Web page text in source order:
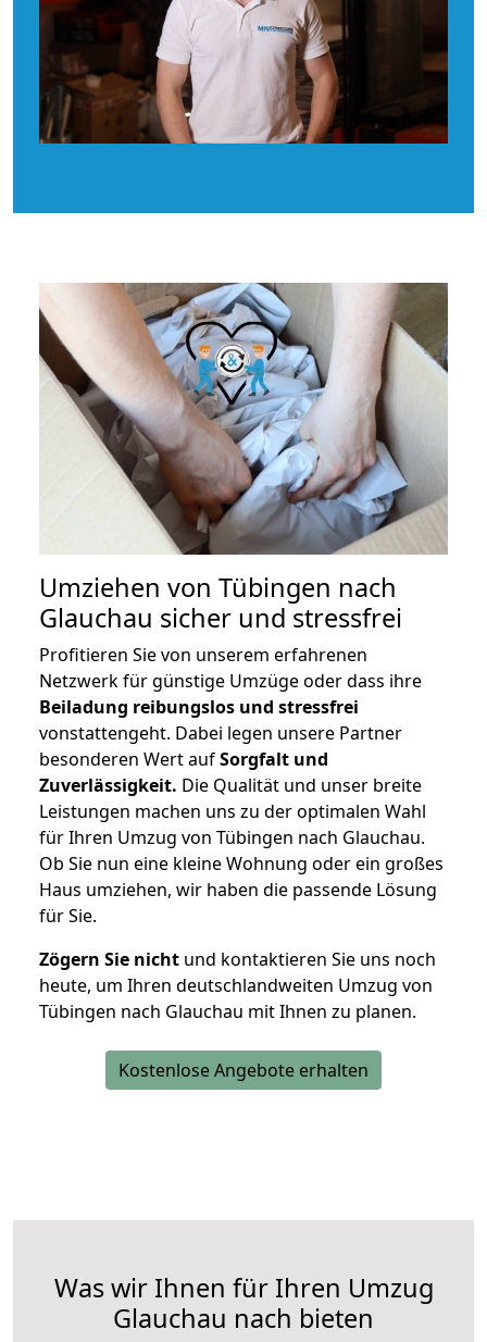
Umziehen von Tübingen nach
Glauchau sicher und stressfrei
Profitieren Sie von unserem erfahrenen
Netzwerk für günstige Umzüge oder dass ihre
Beiladung reibungslos und stressfrei
vonstattengeht. Dabei legen unsere Partner
besonderen Wert aufSorgfalt und
Zuverlässigkeit. Die Qualität und unser breite
Leistungen machen uns zu der optimalen Wahl
für Ihren Umzug von Tübingen nach Glauchau.
Ob Sie nun eine kleine Wohnung oder ein großes
Haus umziehen, wir haben die passende Lösung
für Sie.
Zögern Sie nicht und kontaktieren Sie uns noch
heute, um Ihren deutschlandweiten Umzug von
Tübingen nach Glauchau mit Ihnen zu planen.
Kostenlose Angebote erhalten
Was wir Ihnen für Ihren Umzug
Glauchau nach bieten